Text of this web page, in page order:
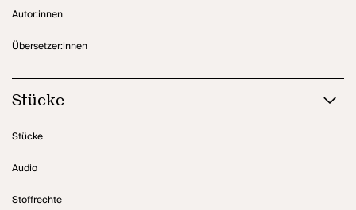
Autor:innen
Übersetzer:innen
Stücke
Stücke
Audio
Stoffrechte